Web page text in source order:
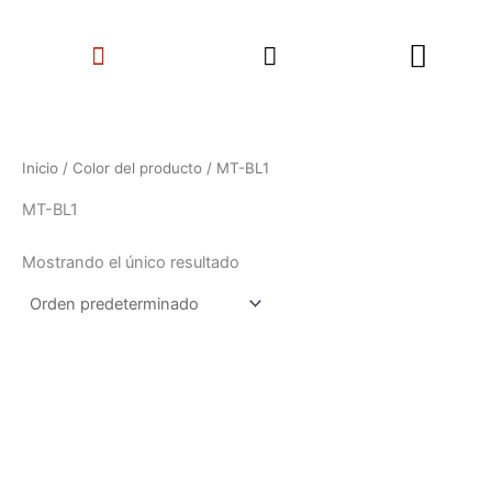
Menu Search
Inicio / Color del producto / MT-BL1
MT-BL1
Mostrando el único resultado